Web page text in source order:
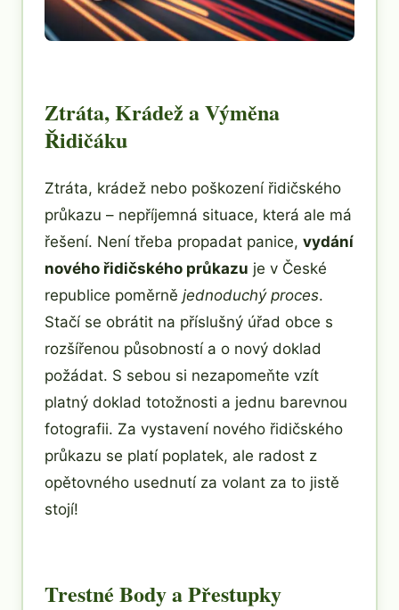
Ztráta, Krádež a Výměna
Řidičáku
Ztráta, krádež nebo poškození řidičského
průkazu – nepříjemná situace, která ale má
řešení. Není třeba propadat panice, vydání
nového řidičského průkazu je v České
republice poměrně jednoduchý proces.
Stačí se obrátit na příslušný úřad obce s
rozšířenou působností a o nový doklad
požádat. S sebou si nezapomeňte vzít
platný doklad totožnosti a jednu barevnou
fotografii. Za vystavení nového řidičského
průkazu se platí poplatek, ale radost z
opětovného usednutí za volant za to jistě
stojí!
Trestné Body a Přestupky